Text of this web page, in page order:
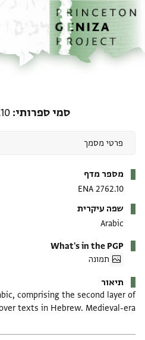
לתוכןהבית
סמי ספרותי
מספר מדף
ENA 2762.10
שפה עיקרית
Arabic
What's in the PGP
תמונה
תיאור
comprising the second layer of
texts in Hebrew. Medieval-era.